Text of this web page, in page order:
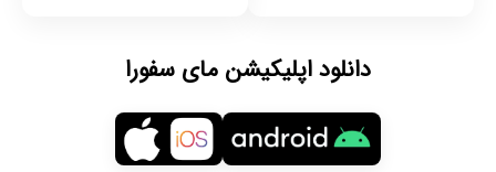
دانلود اپلیکیشن مای سفورا